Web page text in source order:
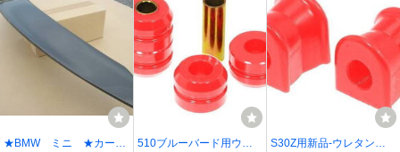
★BMW ミニ ★カーボ
510ブルーバード用ウレ
S30Z用新品-ウレタンブ